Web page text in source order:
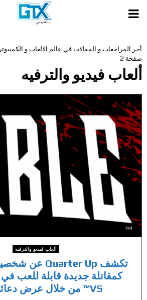
PRIMARY
أخر المراجعات و المقالات في عالم الالعاب و الكمبيوتر
صفحة 2
ألعاب فيديو والترفيه
ألعاب فيديو والترفيه
VS™ من خلال عرض دعائي جديد.